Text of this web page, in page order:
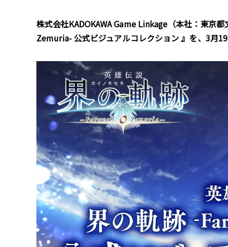
株式会社KADOKAWA Game Linkage（本社：東京
Zemuria- 公式ビジュアルコレクション 』を、3月19